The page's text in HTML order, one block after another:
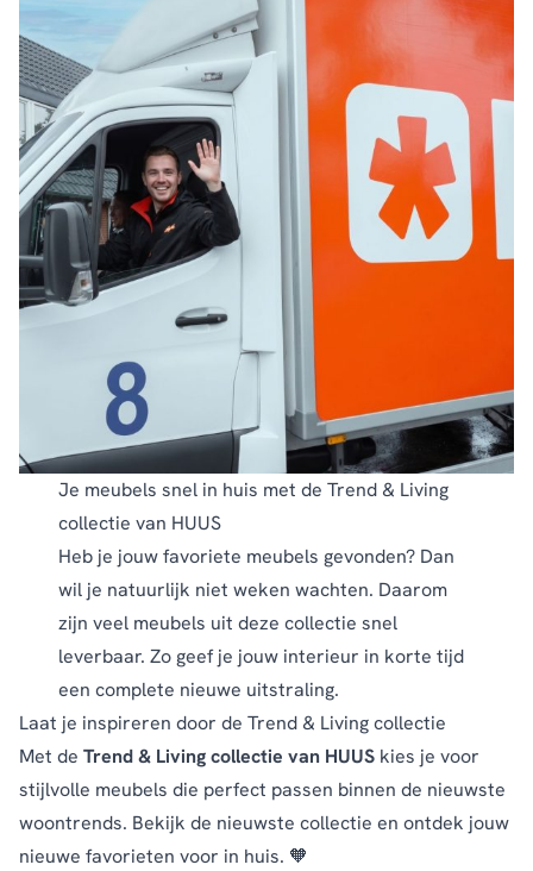
Je meubels snel in huis met de Trend & Living
collectie van HUUS
Heb je jouw favoriete meubels gevonden? Dan
wil je natuurlijk niet weken wachten. Daarom
zijn veel meubels uit deze collectie snel
leverbaar. Zo geef je jouw interieur in korte tijd
een complete nieuwe uitstraling.
Laat je inspireren door de Trend & Living collectie
Met de Trend & Living collectie van HUUS kies je voor
stijlvolle meubels die perfect passen binnen de nieuwste
woontrends. Bekijk de nieuwste collectie en ontdek jouw
nieuwe favorieten voor in huis. 🧡